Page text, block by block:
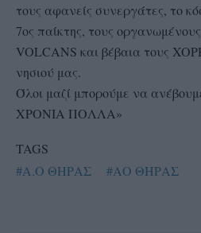
τους αφανείς συνεργάτες, το
7ος παίκτης, τους
VOLCANS και βέβαια τους
νησιού μας.
Όλοι μαζί μπορούμε να
ΧΡΟΝΙΑ ΠΟΛΛΑ»
TAGS
#Α.Ο ΘΗΡΑΣ
#ΑΟ ΘΗΡΑΣ